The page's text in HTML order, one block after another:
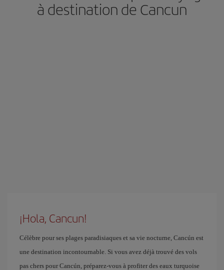
à destination de Cancun
¡Hola, Cancun!
Célèbre pour ses plages paradisiaques et sa vie nocturne, Cancún est
une destination incontournable. Si vous avez déjà trouvé des vols
pas chers pour Cancún, préparez-vous à profiter des eaux turquoise